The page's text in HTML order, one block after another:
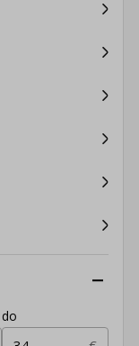
do